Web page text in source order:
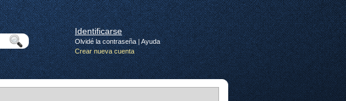
Identificarse
Olvidé la contraseña|Ayuda
Crear nueva cuenta